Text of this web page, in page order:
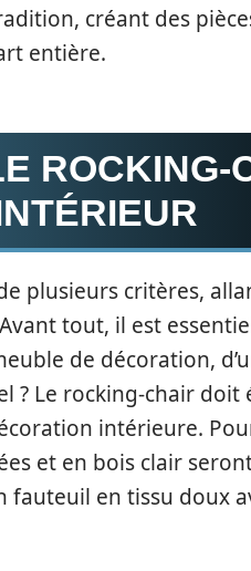
créant des
entière.
ROCKING-
plusieurs critères,
tout, il est
de décoration,
? Le rocking-chair doit
intérieure.
et en bois clair
fauteuil en tissu doux